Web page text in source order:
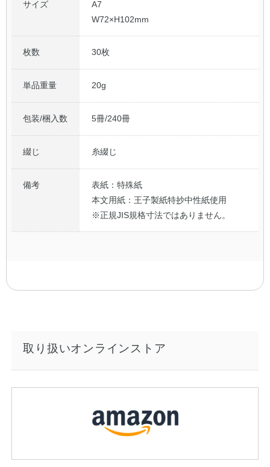
サイズ
A7
W72×H102mm
枚数 30枚
単品重量 20g
包装/梱入数 5冊/240冊
綴じ 糸綴じ
備考
表紙：特殊紙
本文用紙：王子製紙特抄中性紙使用
※正規JIS規格寸法ではありません。
取り扱いオンラインストア